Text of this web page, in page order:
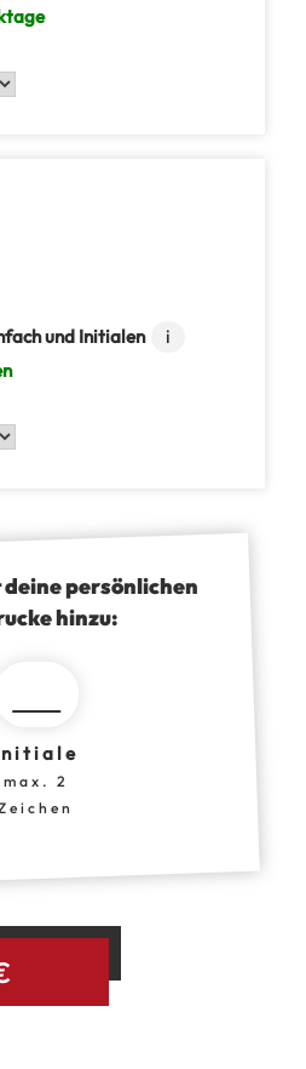
und Initialen
i
deine persönlichen
hinzu:
max. 2